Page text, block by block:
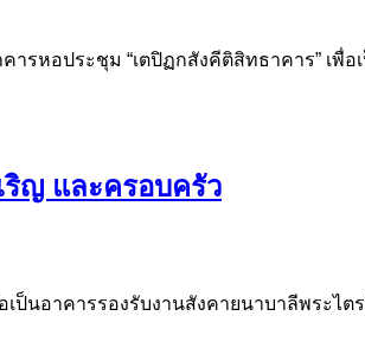
รหอประชุม “เตปิฏกสังคีติสิทธาคาร” เพื่อ
ญ และครอบครัว
เป็นอาคารรองรับงานสังคายนาบาลีพระไต